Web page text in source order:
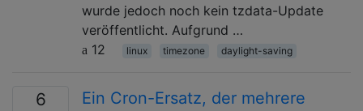
wurde jedoch noch kein tzdata-Update
veröffentlicht. Aufgrund …
12
linux timezone daylight-saving
6
Ein Cron-Ersatz, der mehrere